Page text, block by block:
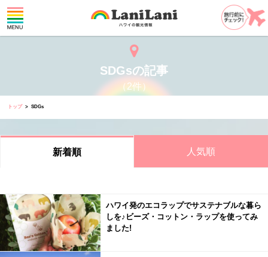
SDGsの記事
（2件）
トップ SDGs
新着順 人気順
ハワイ発のエコラップでサステナブルな暮ら
しを♪ビーズ・コットン・ラップを使ってみ
ました!